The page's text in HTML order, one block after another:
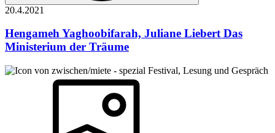
20.4.2021
Hengameh Yaghoobifarah, Juliane Liebert Das
Ministerium der Träume
Festival, Lesung und Gespräch